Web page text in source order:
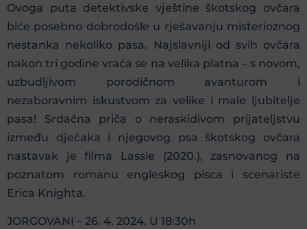
Ovoga puta detektivske vještine škotskog ovčara
biće posebno dobrodošle u rješavanju misterioznog
nestanka nekoliko pasa. Najslavniji od svih ovčara
nakon tri godine vraća se na velika platna – s novom,
uzbudljivom porodičnom avanturom i
nezaboravnim iskustvom za velike i male ljubitelje
pasa! Srdačna priča o neraskidivom prijateljstvu
između dječaka i njegovog psa škotskog ovčara
nastavak je filma Lassie (2020.), zasnovanog na
poznatom romanu engleskog pisca i scenariste
Erica Knighta.
JORGOVANI – 26. 4. 2024. U 18:30h